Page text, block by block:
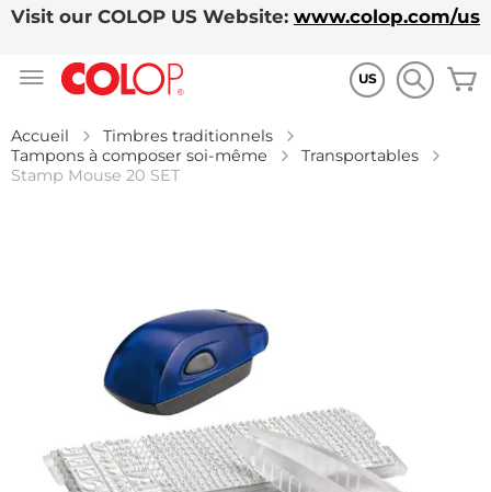
Visit our COLOP US Website: www.colop.com/us
US
Accueil
Timbres traditionnels
Tampons à composer soi-même
Transportables
Stamp Mouse 20 SET